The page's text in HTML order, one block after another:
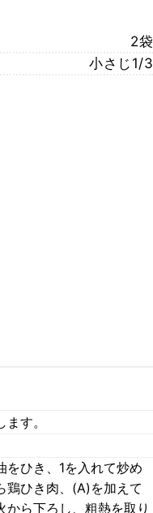
2袋
小さじ1/3
す。
をひき、1を入れて炒め
鶏ひき肉、(A)を加えて
ら下ろし、粗熱を取り